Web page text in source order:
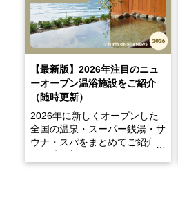
【最新版】2026年注目のニュ
ーオープン温浴施設をご紹介
（随時更新）
2026年に新しくオープンした
全国の温泉・スーパー銭湯・サ
ウナ・スパをまとめてご紹介！